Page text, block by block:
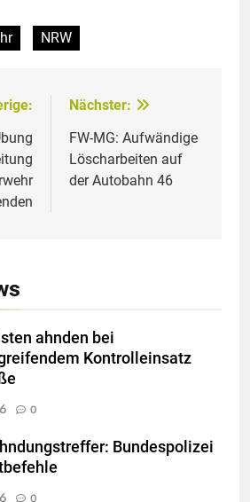
NRW
Nächster:
FW-MG: Aufwändige
Löscharbeiten auf
der Autobahn 46
ahnden bei
Kontrolleinsatz
0
Bundespolizei
0